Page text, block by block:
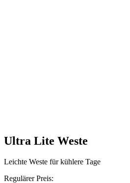
Ultra Lite Weste
Leichte Weste für kühlere Tage
Regulärer Preis: